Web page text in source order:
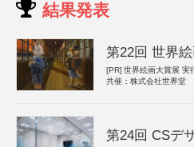
結果発表
第22回 世界
[PR] 世界絵画大賞展 実
共催：株式会社世界堂
第24回 CSデ